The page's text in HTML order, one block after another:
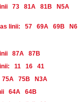
73 81A 81B
N5A
linii:
57 69A 69B
N6
87A
87B
11 16
41
75A 75B
N3A
64A
64B